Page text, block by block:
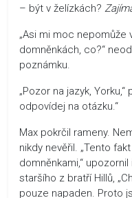
– být v želízkách?
„Asi mi moc nepomůže
domněnkách, co?“
poznámku.
„Pozor na jazyk,
odpovídej na otázku.“
Max pokrčil rameny.
nikdy nevěřil. „Tento
domněnkami,“
staršího z bratří Hillů,
pouze napaden. Proto